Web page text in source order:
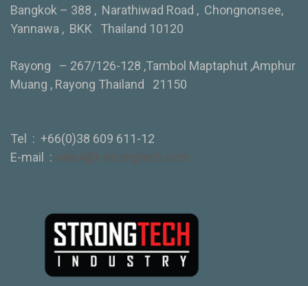
Bangkok – 388 , Narathiwad Road , Chongnonsee,
Yannawa , BKK Thailand 10120
Rayong – 267/126-128 ,Tambol Maptaphut ,Amphur
Muang , Rayong Thailand 21150
Tel : +66(0)38 609 611-12
E-mail :